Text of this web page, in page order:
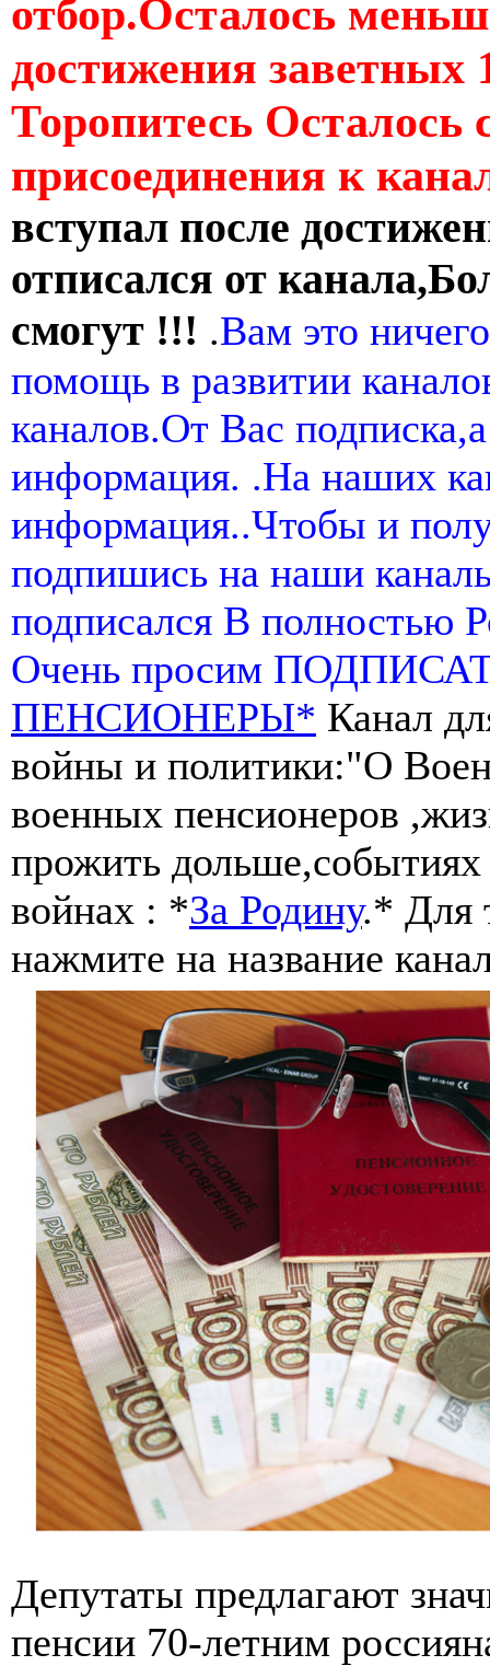
отбор.Осталось
достижения заветных
Торопитесь Осталось
присоединения к
вступал после
отписался от
смогут !!! .Вам это
помощь в развитии
каналов.От Вас
информация. .На наших
информация..Чтобы и
подпишись на наши
подписался В полностью
Очень просим
ПЕНСИОНЕРЫ* Канал
войны и политики:"О
военных пенсионеров
прожить
войнах : *За Родину.* Для
нажмите на название
Депутаты предлагают
пенсии 70-летним